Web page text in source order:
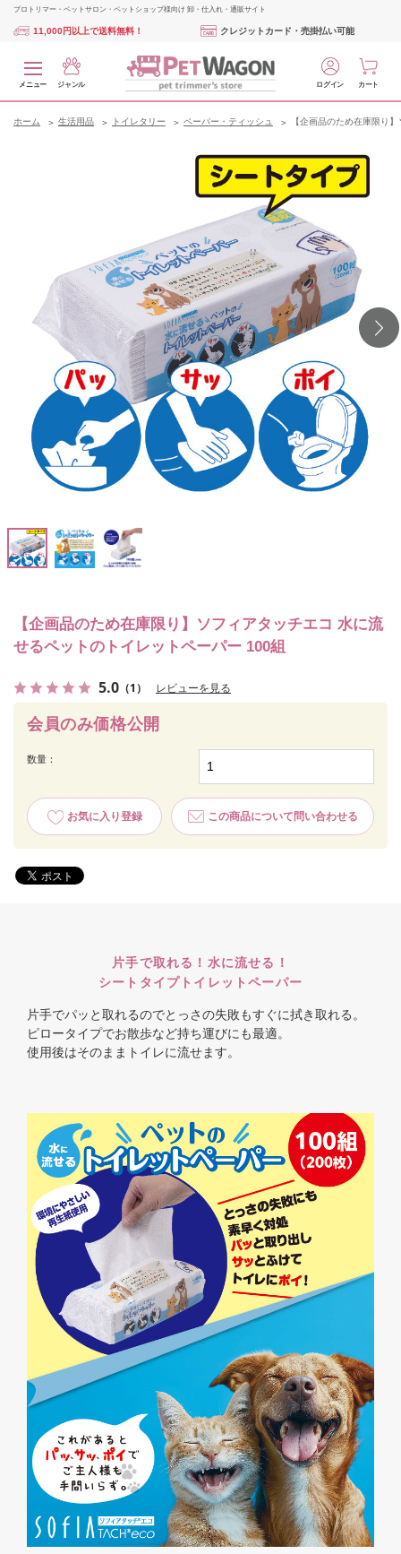
プロトリマー・ペットサロン・ペットショップ様向け 卸・仕入れ・通販サイト
11,000円以上で送料無料！ クレジットカード・売掛払い可能
メニュー ジャンル ログイン カート
ホーム 生活用品 トイレタリー ペーパー・ティッシュ 【企画品のため在庫限り
【企画品のため在庫限り】ソフィアタッチエコ 水に流
せるペットのトイレットペーパー 100組
5.0 （1） レビューを見る
会員のみ価格公開
数量：
お気に入り登録 この商品について問い合わせる
片手で取れる！水に流せる！
シートタイプトイレットペーパー
片手でパッと取れるのでとっさの失敗もすぐに拭き取れる。
ピロータイプでお散歩など持ち運びにも最適。
使用後はそのままトイレに流せます。